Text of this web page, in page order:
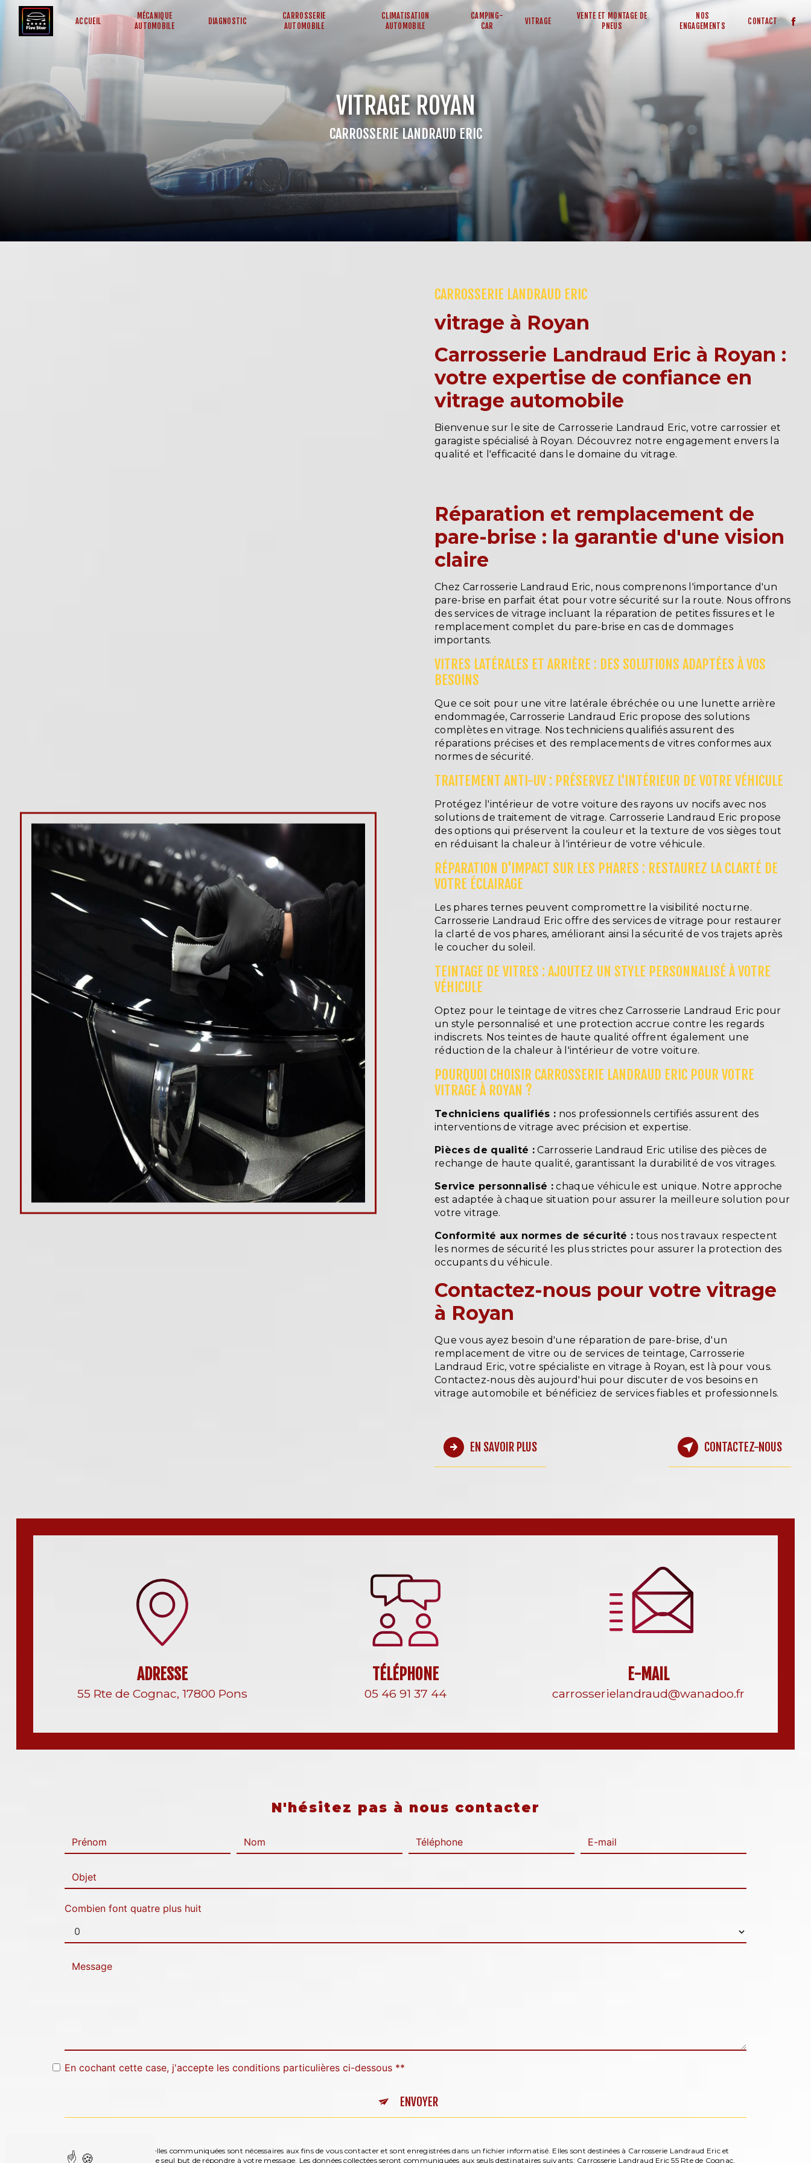
ACCUEIL
MÉCANIQUE
AUTOMOBILE
DIAGNOSTIC
CARROSSERIE
AUTOMOBILE
CLIMATISATION
AUTOMOBILE
CAMPING-
CAR
VITRAGE
VENTE ET MONTAGE DE
PNEUS
NOS
ENGAGEMENTS
CONTACT
VITRAGE ROYAN
CARROSSERIE LANDRAUD ERIC
CARROSSERIE LANDRAUD ERIC
vitrage à Royan
Carrosserie Landraud Eric à Royan :
votre expertise de confiance en
vitrage automobile
Bienvenue sur le site de Carrosserie Landraud Eric, votre carrossier et
garagiste spécialisé à Royan. Découvrez notre engagement envers la
qualité et l'efficacité dans le domaine du vitrage.
Réparation et remplacement de
pare-brise : la garantie d'une vision
claire
Chez Carrosserie Landraud Eric, nous comprenons l'importance d'un
pare-brise en parfait état pour votre sécurité sur la route. Nous offrons
des services de vitrage incluant la réparation de petites fissures et le
remplacement complet du pare-brise en cas de dommages
importants.
VITRES LATÉRALES ET ARRIÈRE : DES SOLUTIONS ADAPTÉES À VOS
BESOINS
Que ce soit pour une vitre latérale ébréchée ou une lunette arrière
endommagée, Carrosserie Landraud Eric propose des solutions
complètes en vitrage. Nos techniciens qualifiés assurent des
réparations précises et des remplacements de vitres conformes aux
normes de sécurité.
TRAITEMENT ANTI-UV : PRÉSERVEZ L'INTÉRIEUR DE VOTRE VÉHICULE
Protégez l'intérieur de votre voiture des rayons uv nocifs avec nos
solutions de traitement de vitrage. Carrosserie Landraud Eric propose
des options qui préservent la couleur et la texture de vos sièges tout
en réduisant la chaleur à l'intérieur de votre véhicule.
RÉPARATION D'IMPACT SUR LES PHARES : RESTAUREZ LA CLARTÉ DE
VOTRE ÉCLAIRAGE
Les phares ternes peuvent compromettre la visibilité nocturne.
Carrosserie Landraud Eric offre des services de vitrage pour restaurer
la clarté de vos phares, améliorant ainsi la sécurité de vos trajets après
le coucher du soleil.
TEINTAGE DE VITRES : AJOUTEZ UN STYLE PERSONNALISÉ À VOTRE
VÉHICULE
Optez pour le teintage de vitres chez Carrosserie Landraud Eric pour
un style personnalisé et une protection accrue contre les regards
indiscrets. Nos teintes de haute qualité offrent également une
réduction de la chaleur à l'intérieur de votre voiture.
POURQUOI CHOISIR CARROSSERIE LANDRAUD ERIC POUR VOTRE
VITRAGE À ROYAN ?
Techniciens qualifiés : nos professionnels certifiés assurent des
interventions de vitrage avec précision et expertise.
Pièces de qualité : Carrosserie Landraud Eric utilise des pièces de
rechange de haute qualité, garantissant la durabilité de vos vitrages.
Service personnalisé : chaque véhicule est unique. Notre approche
est adaptée à chaque situation pour assurer la meilleure solution pour
votre vitrage.
Conformité aux normes de sécurité : tous nos travaux respectent
les normes de sécurité les plus strictes pour assurer la protection des
occupants du véhicule.
Contactez-nous pour votre vitrage
à Royan
Que vous ayez besoin d'une réparation de pare-brise, d'un
remplacement de vitre ou de services de teintage, Carrosserie
Landraud Eric, votre spécialiste en vitrage à Royan, est là pour vous.
Contactez-nous dès aujourd'hui pour discuter de vos besoins en
vitrage automobile et bénéficiez de services fiables et professionnels.
EN SAVOIR PLUS CONTACTEZ-NOUS
ADRESSE
55 Rte de Cognac, 17800 Pons
TÉLÉPHONE
05 46 91 37 44
E-MAIL
carrosserielandraud@wanadoo.fr
N'hésitez pas à nous contacter
Combien font quatre plus huit
En cochant cette case, j'accepte les conditions particulières ci-dessous **
ENVOYER
** Les données personnelles communiquées sont nécessaires aux fins de vous contacter et sont enregistrées dans un fichier informatisé. Elles sont destinées à Carrosserie Landraud Eric et
ses sous-traitants dans le seul but de répondre à votre message. Les données collectées seront communiquées aux seuls destinataires suivants: Carrosserie Landraud Eric 55 Rte de Cognac,
Panneau de gestion des cookies